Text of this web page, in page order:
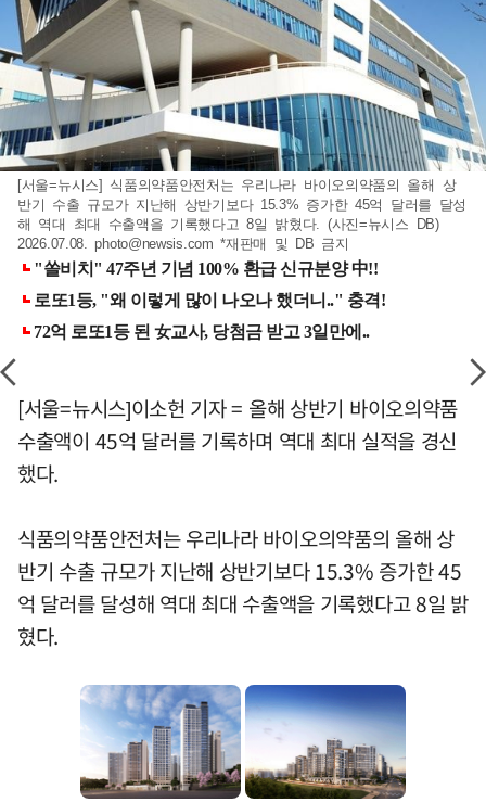
[서울=뉴시스] 식품의약품안전처는 우리나라 바이오의약품의 올해 상
반기 수출 규모가 지난해 상반기보다 15.3% 증가한 45억 달러를 달성
해 역대 최대 수출액을 기록했다고 8일 밝혔다. (사진=뉴시스 DB)
2026.07.08.photo@newsis.com *재판매 및 DB 금지
[서울=뉴시스]이소헌 기자 = 올해 상반기 바이오의약품
수출액이 45억 달러를 기록하며 역대 최대 실적을 경신
했다.
식품의약품안전처는 우리나라 바이오의약품의 올해 상
반기 수출 규모가 지난해 상반기보다 15.3% 증가한 45
억 달러를 달성해 역대 최대 수출액을 기록했다고 8일 밝
혔다.